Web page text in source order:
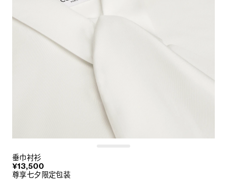
垂巾衬衫
¥13,500
尊享七夕限定包装